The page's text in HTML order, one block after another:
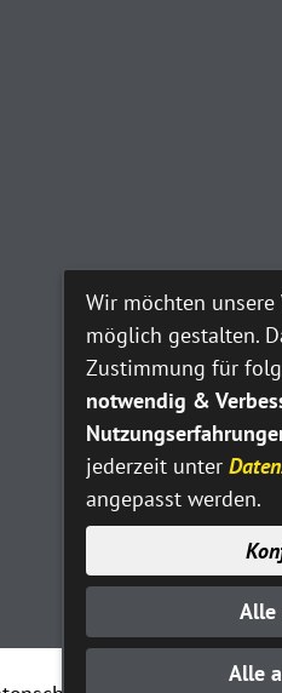
Wir möchten
möglich gestalten.
Zustimmung für
notwendig &
jederzeit unter
angepasst werden.
Alle
Alle